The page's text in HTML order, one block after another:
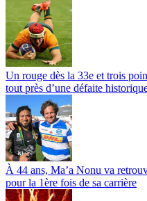
Un rouge dès la 33e et trois
tout près d’une défaite
À 44 ans, Ma’a Nonu va
pour la 1ère fois de sa carrière